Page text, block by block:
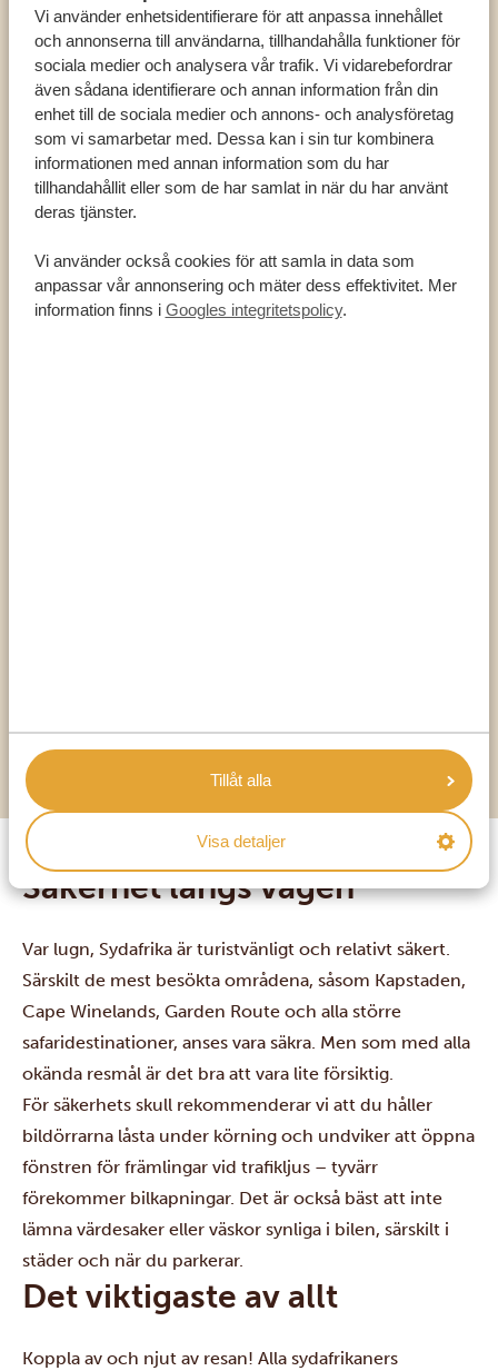
Vi använder enhetsidentifierare för att anpassa innehållet
och annonserna till användarna, tillhandahålla funktioner för
sociala medier och analysera vår trafik. Vi vidarebefordrar
även sådana identifierare och annan information från din
enhet till de sociala medier och annons- och analysföretag
som vi samarbetar med. Dessa kan i sin tur kombinera
informationen med annan information som du har
tillhandahållit eller som de har samlat in när du har använt
deras tjänster.
Vi använder också cookies för att samla in data som
anpassar vår annonsering och mäter dess effektivitet. Mer
information finns i Googles integritetspolicy.
Tillåt alla
Visa detaljer
syn på de djur du kom för att se!
du vet vart du ska ta vägen härnäst!
Säkerhet längs vägen
Var lugn, Sydafrika är turistvänligt och relativt säkert.
Särskilt de mest besökta områdena, såsom Kapstaden,
Cape Winelands, Garden Route och alla större
safaridestinationer, anses vara säkra. Men som med alla
okända resmål är det bra att vara lite försiktig.
För säkerhets skull rekommenderar vi att du håller
bildörrarna låsta under körning och undviker att öppna
fönstren för främlingar vid trafikljus – tyvärr
förekommer bilkapningar. Det är också bäst att inte
lämna värdesaker eller väskor synliga i bilen, särskilt i
städer och när du parkerar.
Det viktigaste av allt
Koppla av och njut av resan! Alla sydafrikaners